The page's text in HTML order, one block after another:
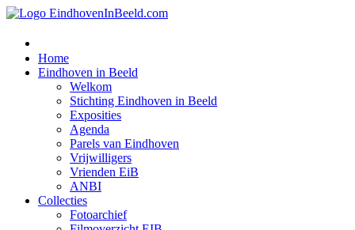
Home
Eindhoven in Beeld
Welkom
Stichting Eindhoven in Beeld
Exposities
Agenda
Parels van Eindhoven
Vrijwilligers
Vrienden EiB
ANBI
Collecties
Fotoarchief